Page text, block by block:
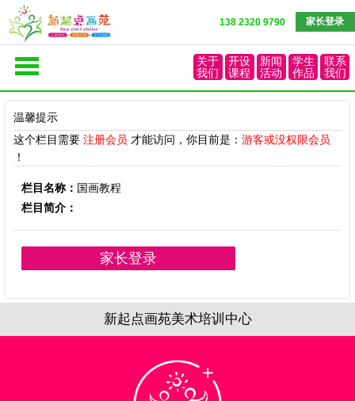
家长登录
138 2320 9790
关于
我们
开设
课程
新闻
活动
学生
作品
联系
我们
温馨提示
这个栏目需要 注册会员 才能访问，你目前是： 游客或没权限会员
！
栏目名称： 国画教程
栏目简介：
家长登录
新起点画苑美术培训中心